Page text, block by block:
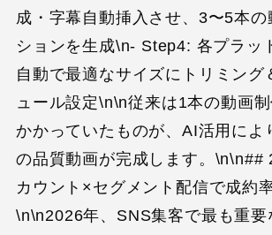
成・字幕自動挿入させ、3〜5本の
ションを生成\n- Step4: 各プラッ
自動で最適なサイズにトリミング
ュール設定\n\n従来は1本の動画
かかっていたものが、AI活用によ
の品質動画が完成します。\n\n##
カウント×セグメント配信で成約
\n\n2026年、SNS集客で最も重要